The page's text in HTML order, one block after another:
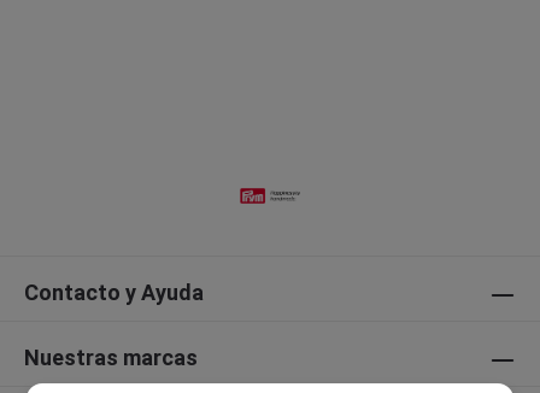
Contacto y Ayuda
Nuestras marcas